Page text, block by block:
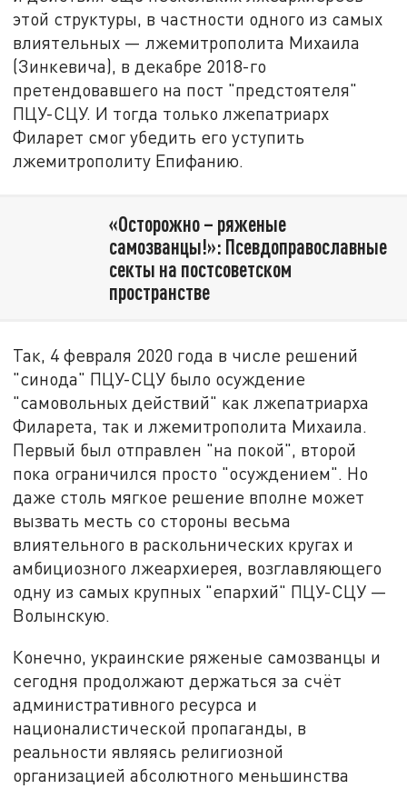
этой структуры, в частности одного из самых
влиятельных — лжемитрополита Михаила
(Зинкевича), в декабре 2018-го
претендовавшего на пост "предстоятеля"
ПЦУ-СЦУ. И тогда только лжепатриарх
Филарет смог убедить его уступить
лжемитрополиту Епифанию.
«Осторожно – ряженые
самозванцы!»: Псевдоправославные
секты на постсоветском
пространстве
Так, 4 февраля 2020 года в числе решений
"синода" ПЦУ-СЦУ было осуждение
"самовольных действий" как лжепатриарха
Филарета, так и лжемитрополита Михаила.
Первый был отправлен "на покой", второй
пока ограничился просто "осуждением". Но
даже столь мягкое решение вполне может
вызвать месть со стороны весьма
влиятельного в раскольнических кругах и
амбициозного лжеархиерея, возглавляющего
одну из самых крупных "епархий" ПЦУ-СЦУ —
Волынскую.
Конечно, украинские ряженые самозванцы и
сегодня продолжают держаться за счёт
административного ресурса и
националистической пропаганды, в
реальности являясь религиозной
организацией абсолютного меньшинства